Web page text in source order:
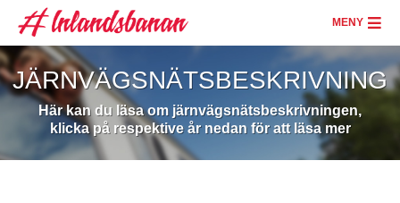
main
content
MENY
JÄRNVÄGSNÄTSBESKRIVNING
Här kan du läsa om järnvägsnätsbeskrivningen,
klicka på respektive år nedan för att läsa mer